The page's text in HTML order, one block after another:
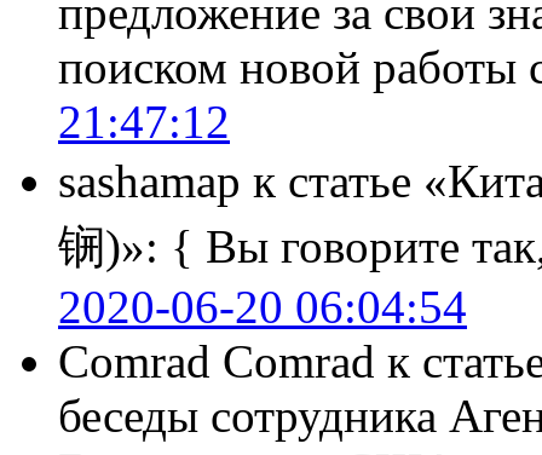
предложение за свои
поиском новой
21:47:12
sashamap к статье
锎)»: { Вы говорите
2020-06-20 06:04:54
Comrad Comrad к
беседы сотрудника